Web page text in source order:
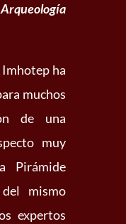
ha
muchos
de una
muy
Pirámide
mismo
expertos